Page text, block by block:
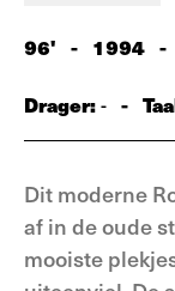
96' - 1994 -
Drager:- -
Dit moderne
af in de oude
mooiste